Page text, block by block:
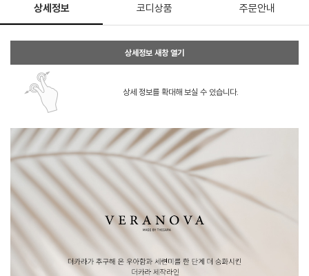
상세정보 코디상품 주문안내
상세정보 새창 열기
상세 정보를 확대해 보실 수 있습니다.